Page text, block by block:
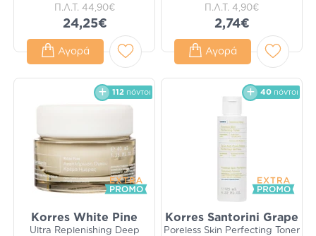
Π.Λ.Τ. 44,90€
24,25€
Αγορά
Π.Λ.Τ. 4,90€
2,74€
Αγορά
112 πόντοι
Korres White Pine
Ultra Replenishing Deep
40 πόντοι
Korres Santorini Grape
Poreless Skin Perfecting Toner